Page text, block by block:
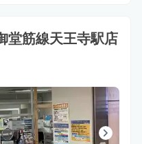
筋線天王寺駅店